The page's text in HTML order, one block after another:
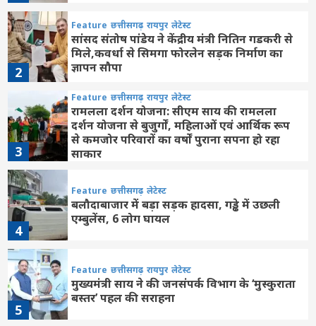
2
Feature छत्तीसगढ़ रायपुर लेटेस्ट
सांसद संतोष पांडेय ने केंद्रीय मंत्री नितिन गडकरी से
मिले,कवर्धा से सिमगा फोरलेन सड़क निर्माण का
ज्ञापन सौपा
3
Feature छत्तीसगढ़ रायपुर लेटेस्ट
रामलला दर्शन योजना: सीएम साय की रामलला
दर्शन योजना से बुजुर्गों, महिलाओं एवं आर्थिक रूप
से कमजोर परिवारों का वर्षों पुराना सपना हो रहा
साकार
4
Feature छत्तीसगढ़ लेटेस्ट
बलौदाबाजार में बड़ा सड़क हादसा, गड्ढे में उछली
एम्बुलेंस, 6 लोग घायल
5
Feature छत्तीसगढ़ रायपुर लेटेस्ट
मुख्यमंत्री साय ने की जनसंपर्क विभाग के ‘मुस्कुराता
बस्तर’ पहल की सराहना